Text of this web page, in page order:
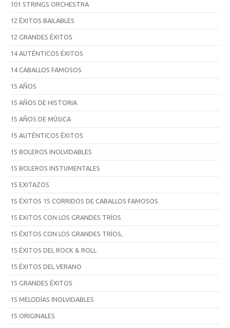
101 STRINGS ORCHESTRA
12 ÉXITOS BAILABLES
12 GRANDES ÉXITOS
14 AUTÉNTICOS ÉXITOS
14 CABALLOS FAMOSOS
15 AÑOS
15 AÑOS DE HISTORIA
15 AÑOS DE MÚSICA
15 AUTÉNTICOS ÉXITOS
15 BOLEROS INOLVIDABLES
15 BOLEROS INSTUMENTALES
15 EXITAZOS
15 ÉXITOS 15 CORRIDOS DE CABALLOS FAMOSOS
15 EXITOS CON LOS GRANDES TRÍOS
15 ÉXITOS CON LOS GRANDES TRÍOS,
15 ÉXITOS DEL ROCK & ROLL
15 ÉXITOS DEL VERANO
15 GRANDES ÉXITOS
15 MELODÍAS INOLVIDABLES
15 ORIGINALES